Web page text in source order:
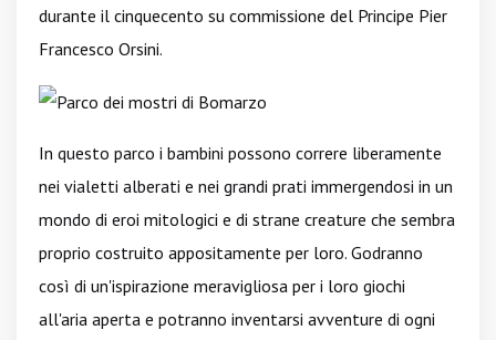
durante il cinquecento su commissione del Principe Pier
Francesco Orsini.
In questo parco i bambini possono correre liberamente
nei vialetti alberati e nei grandi prati immergendosi in un
mondo di eroi mitologici e di strane creature che sembra
proprio costruito appositamente per loro. Godranno
così di un'ispirazione meravigliosa per i loro giochi
all'aria aperta e potranno inventarsi avventure di ogni